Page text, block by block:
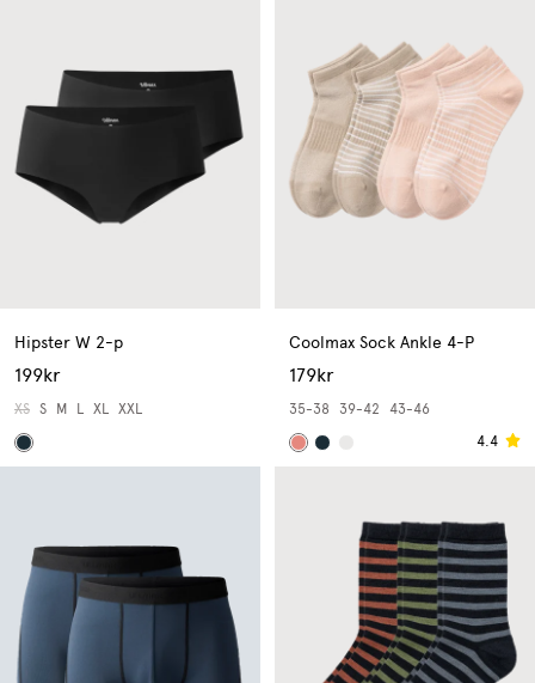
Hipster W 2-p
199kr
XS S M L XL XXL
Coolmax Sock Ankle 4-P
179kr
35-38 39-42
43-46
4.4